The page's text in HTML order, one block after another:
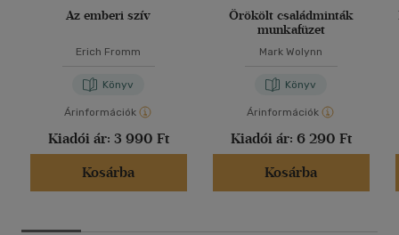
Az emberi szív
Erich Fromm
Könyv
Árinformációk
Kiadói ár: 3 990 Ft
Kosárba
Örökölt családminták
munkafüzet
Mark Wolynn
Könyv
Árinformációk
Kiadói ár: 6 290 Ft
Kosárba